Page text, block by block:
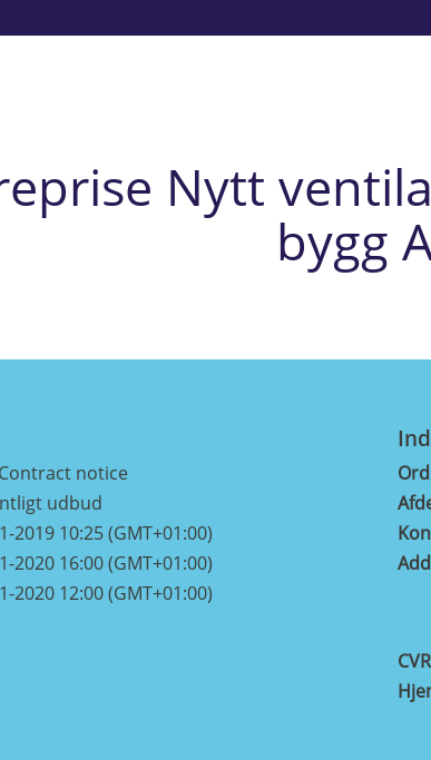
Nytt
bygg
notice
udbud
2019 10:25 (GMT+01:00)
2020 16:00 (GMT+01:00)
2020 12:00 (GMT+01:00)